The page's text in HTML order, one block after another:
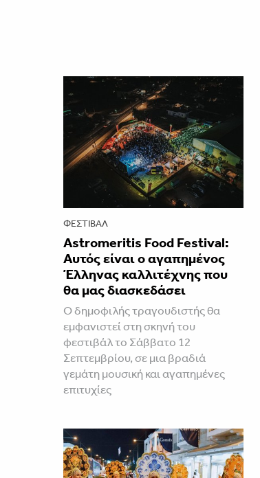
ΦΕΣΤΙΒΑΛ
Astromeritis Food Festival:
Αυτός είναι ο αγαπημένος
Έλληνας καλλιτέχνης που
θα μας διασκεδάσει
Ο δημοφιλής τραγουδιστής θα
εμφανιστεί στη σκηνή του
φεστιβάλ το Σάββατο 12
Σεπτεμβρίου, σε μια βραδιά
γεμάτη μουσική και αγαπημένες
επιτυχίες